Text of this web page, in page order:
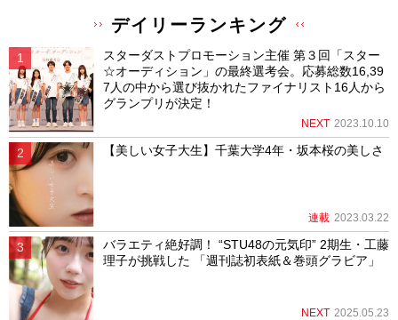
デイリーランキング
スターダストプロモーション主催 第３回「スター
☆オーディション」の最終選考会。応募総数16,39
7人の中から選び抜かれたファイナリスト16人から
グランプリが決定！
NEXT 2023.10.10
【美しい女子大生】千葉大学4年・坂本桜の美しさ
連載 2023.03.22
バラエティ絶好調！ “STU48の元気印” 2期生・工藤
理子が挑戦した 「週刊誌初表紙＆巻頭グラビア」
NEXT 2025.05.23